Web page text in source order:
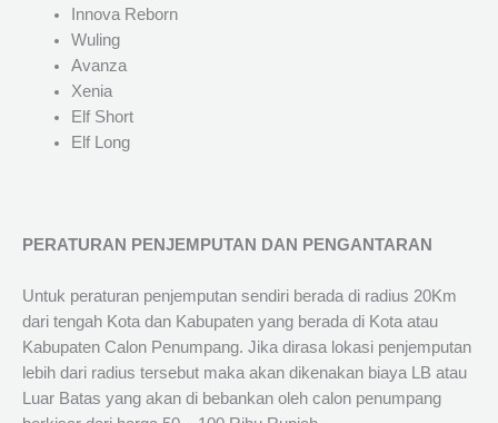
Innova Reborn
Wuling
Avanza
Xenia
Elf Short
Elf Long
PERATURAN PENJEMPUTAN DAN PENGANTARAN
Untuk peraturan penjemputan sendiri berada di radius 20Km
dari tengah Kota dan Kabupaten yang berada di Kota atau
Kabupaten Calon Penumpang. Jika dirasa lokasi penjemputan
lebih dari radius tersebut maka akan dikenakan biaya LB atau
Luar Batas yang akan di bebankan oleh calon penumpang